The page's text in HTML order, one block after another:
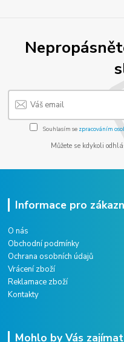
Souhlasím se zpracováním
Můžete se kdykoli
Informace pro
O nás
Obchodní podmínky
Ochrana osobních údajů
Vrácení zboží
Reklamace zboží
Kontakty
Mohlo by Vás zajímat